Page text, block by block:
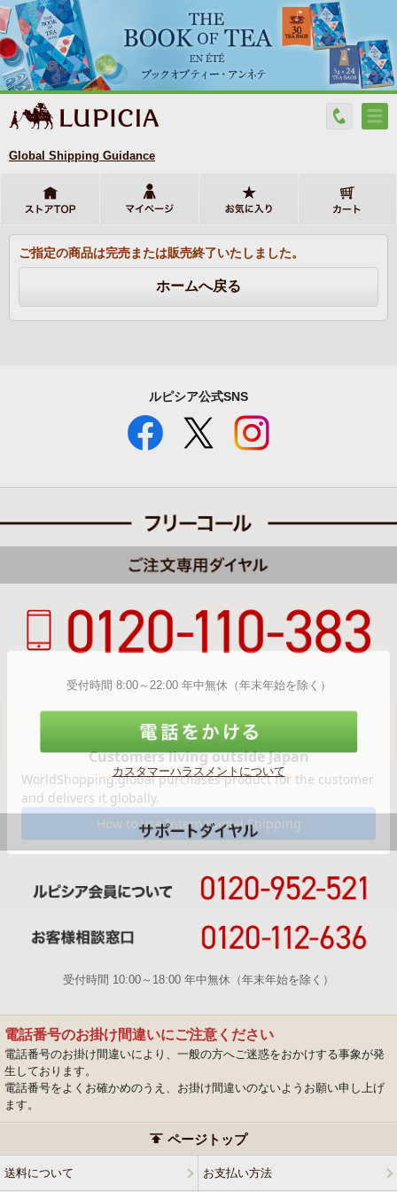
Global Shipping Guidance
ご指定の商品は完売または販売終了いたしました。
ルピシア公式SNS
受付時間 8:00～22:00 年中無休（年末年始を除く）
カスタマーハラスメントについて
受付時間 10:00～18:00 年中無休（年末年始を除く）
電話番号のお掛け間違いにご注意ください
電話番号のお掛け間違いにより、一般の方へご迷惑をおかけする事象が発
生しております。
電話番号をよくお確かめのうえ、お掛け間違いのないようお願い申し上げ
ます。
ページトップ
送料について お支払い方法